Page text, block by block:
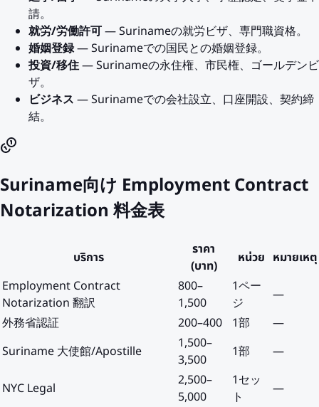
請。
就労/労働許可— Surinameの就労ビザ、専門職資格。
婚姻登録— Surinameでの国民との婚姻登録。
投資/移住— Surinameの永住権、市民権、ゴールデンビ
ザ。
ビジネス — Surinameでの会社設立、口座開設、契約締
結。
Suriname向け Employment Contract
Notarization 料金表
บริการ
ราคา
(บาท)
หน่วย หมายเหตุ
Employment Contract
Notarization 翻訳
800–
1,500
1ペー
ジ
—
外務省認証
200–400 1部
—
Suriname 大使館/Apostille
1,500–
3,500
1部 —
NYC Legal 2,500–
5,000
1セッ
ト
—